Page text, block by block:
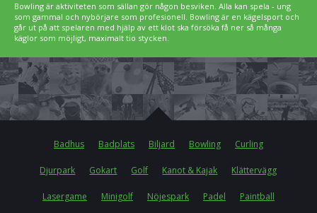
Bowling är aktiviteten som sällan gör någon besviken. Alla kan spela - ung
som gammal och nybörjare som profesionell. Bowling är en kägelsport och
går ut på att spelaren med hjälp av ett klot ska försöka få ner så många
käglor som möjligt, maximalt tio stycken.
Badhus Badplats Biljard Bowling Curling
Djurpark Gokart Golf Kanot & Kajak Klättervägg
Lasergame Minigolf Nöjespark Padel Paintball